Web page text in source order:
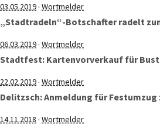
03.05.2019· Wortmelder
„Stadtradeln“-Botschafter radelt
06.03.2019· Wortmelder
Stadtfest: Kartenvorverkauf für
22.02.2019· Wortmelder
Delitzsch: Anmeldung für
14.11.2018 · Wortmelder